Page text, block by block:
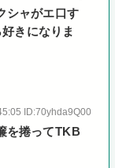
シャがエ口す
きになりま
ID:70yhda9Q00
を捲ってTKB